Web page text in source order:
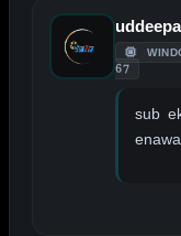
uddeepa
67
sub